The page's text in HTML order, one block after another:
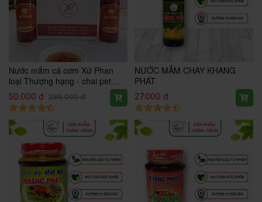
Nước mắm cá cơm Xứ Phan
loại Thượng hạng - chai pet
thủy tinh 500ml
50.000 đ 286.000 đ
NƯỚC MẮM CHAY KHANG
PHÁT
27.000 đ